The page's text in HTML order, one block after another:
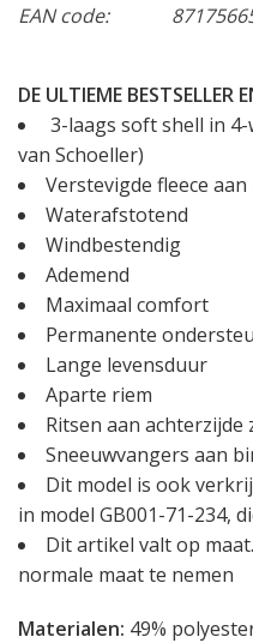
EAN code:
DE ULTIEME BESTSELLER
3-laags soft shell in
van Schoeller)
Verstevigde fleece
Waterafstotend
Windbestendig
Ademend
Maximaal comfort
Permanente
Lange levensduur
Aparte riem
Ritsen aan achterzijde
Sneeuwvangers aan
Dit model is ook
in model GB001-71-234,
Dit artikel valt op
normale maat te nemen
Materialen: 49%